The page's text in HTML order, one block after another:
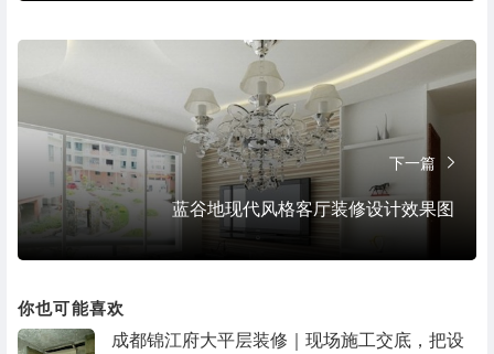
下一篇
蓝谷地现代风格客厅装修设计效果图
你也可能喜欢
成都锦江府大平层装修｜现场施工交底，把设